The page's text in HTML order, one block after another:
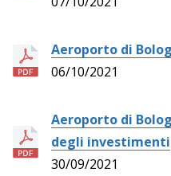
Aeroporto di
06/10/2021
Aeroporto di
degli investimenti
30/09/2021